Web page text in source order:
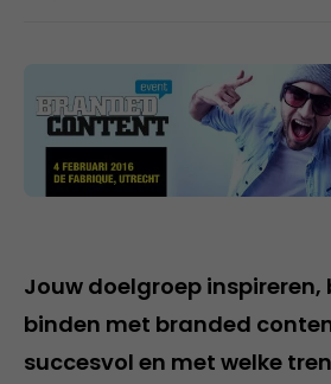
Jouw doelgroep inspireren,
binden met branded
succesvol en met welke